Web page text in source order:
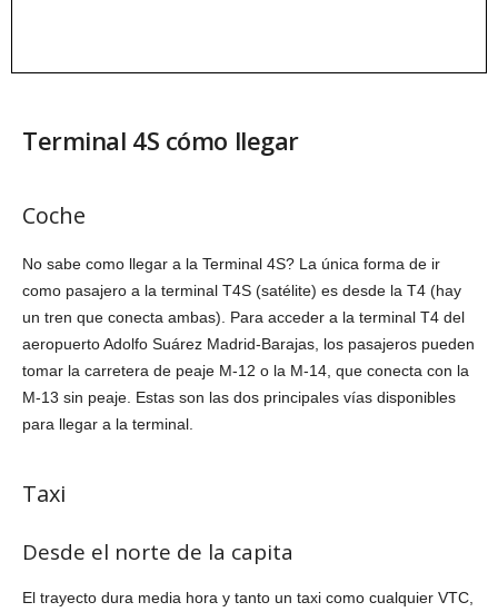
Terminal 4S cómo llegar
Coche
No sabe como llegar a la Terminal 4S? La única forma de ir
como pasajero a la terminal T4S (satélite) es desde la T4 (hay
un tren que conecta ambas). Para acceder a la terminal T4 del
aeropuerto Adolfo Suárez Madrid-Barajas, los pasajeros pueden
tomar la carretera de peaje M-12 o la M-14, que conecta con la
M-13 sin peaje. Estas son las dos principales vías disponibles
para llegar a la terminal.
Taxi
Desde el norte de la capita
El trayecto dura media hora y tanto un taxi como cualquier VTC,